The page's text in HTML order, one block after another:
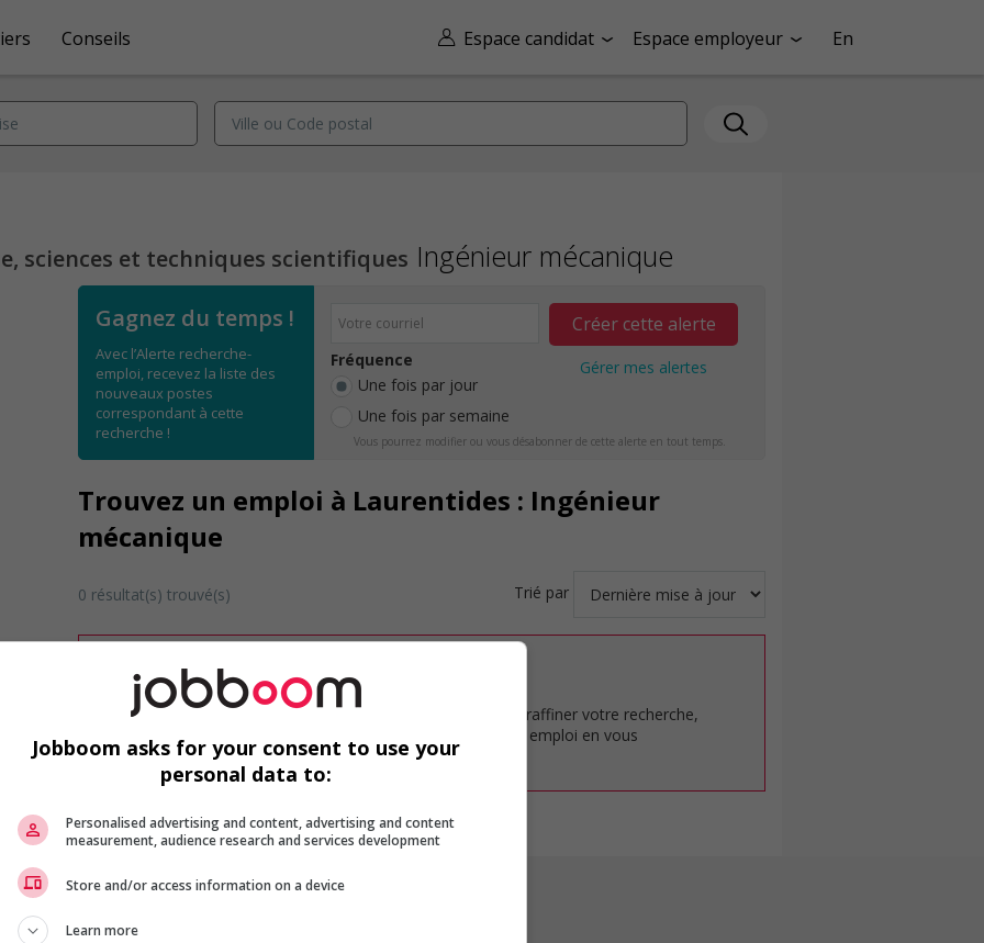
Espace candidat Espace employeur En
Conseils
sciences et techniques scientifiques Ingénieur mécanique
Gagnez du temps !
Avec l’Alerte recherche-
emploi, recevez la liste des
nouveaux postes
correspondant à cette
recherche !
Fréquence
Une fois par jour
Une fois par semaine
Créer cette alerte
Gérer mes alertes
Vous pourrez modifier ou vous désabonner de cette alerte en tout temps.
Trouvez un emploi à Laurentides : Ingénieur
mécanique
0 résultat(s) trouvé(s) Trié par
Désolé, cette recherche n'a produit aucun résultat.
Veuillez faire une nouvelle recherche.
Vous pouvez en tout temps utiliser nos outils pour raffiner votre recherche,
ou chercher un poste selon votre profil d'intérêt en emploi en vous
inscrivantcomme membre Jobboom.
Jobboom asks for your consent to use your
personal data to:
Personalised advertising and content, advertising and content
measurement, audience research and services development
Store and/or access information on a device
Learn more